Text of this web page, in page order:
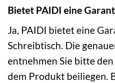
Bietet PAIDI eine
Ja, PAIDI bietet eine
Schreibtisch. Die
entnehmen Sie bitte
dem Produkt beiliegen.